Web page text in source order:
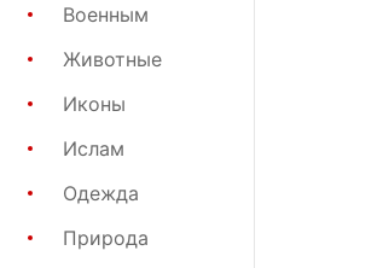
Военным
Животные
Иконы
Ислам
Одежда
Природа